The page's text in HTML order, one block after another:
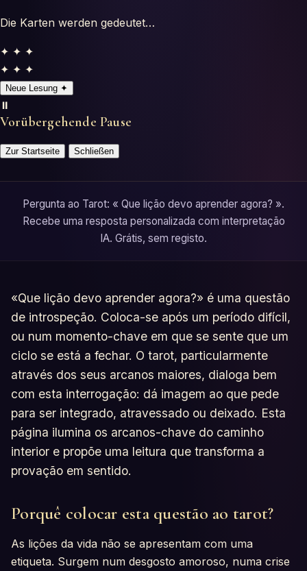
Die Karten werden gedeutet…
✦ ✦ ✦
✦ ✦ ✦
Neue Lesung ✦
⏸️
Vorübergehende Pause
Zur Startseite Schließen
Pergunta ao Tarot: « Que lição devo aprender agora? ».
Recebe uma resposta personalizada com interpretação
IA. Grátis, sem registo.
«Que lição devo aprender agora?» é uma questão
de introspeção. Coloca-se após um período difícil,
ou num momento-chave em que se sente que um
ciclo se está a fechar. O tarot, particularmente
através dos seus arcanos maiores, dialoga bem
com esta interrogação: dá imagem ao que pede
para ser integrado, atravessado ou deixado. Esta
página ilumina os arcanos-chave do caminho
interior e propõe uma leitura que transforma a
provação em sentido.
Porquê colocar esta questão ao tarot?
As lições da vida não se apresentam com uma
etiqueta. Surgem num desgosto amoroso, numa crise